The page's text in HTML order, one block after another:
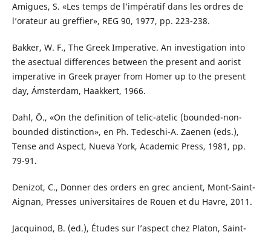
Amigues, S. «Les temps de l’impératif dans les ordres de
l’orateur au greffier», REG 90, 1977, pp. 223-238.
Bakker, W. F., The Greek Imperative. An investigation into
the asectual differences between the present and aorist
imperative in Greek prayer from Homer up to the present
day, Ámsterdam, Haakkert, 1966.
Dahl, Ö., «On the definition of telic-atelic (bounded-non-
bounded distinction», en Ph. Tedeschi-A. Zaenen (eds.),
Tense and Aspect, Nueva York, Academic Press, 1981, pp.
79-91.
Denizot, C., Donner des orders en grec ancient, Mont-Saint-
Aignan, Presses universitaires de Rouen et du Havre, 2011.
Jacquinod, B. (ed.), Études sur l’aspect chez Platon, Saint-